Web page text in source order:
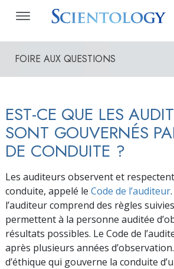
FOIRE AUX QUESTIONS
EST-CE QUE LES
SONT GOUVERNÉS
DE CONDUITE ?
Les auditeurs observent et
conduite, appelé le Code de l’auditeur
l’auditeur comprend des règles
permettent à la personne auditée
résultats possibles. Le Code de
après plusieurs années d’observation.
d’éthique qui gouverne la conduite